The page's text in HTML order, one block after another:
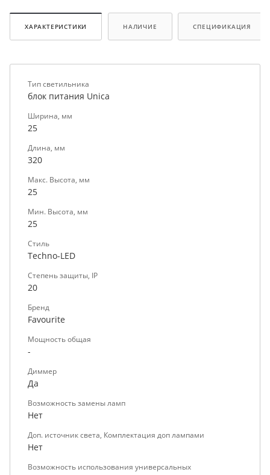
ХАРАКТЕРИСТИКИ НАЛИЧИЕ СПЕЦИФИКАЦИЯ
Тип светильника
блок питания Unica
Ширина, мм
25
Длина, мм
320
Макс. Высота, мм
25
Мин. Высота, мм
25
Стиль
Techno-LED
Степень защиты, IP
20
Бренд
Favourite
Мощность общая
-
Диммер
Да
Возможность замены ламп
Нет
Доп. источник света, Комплектация доп лампами
Нет
Возможность использования универсальных